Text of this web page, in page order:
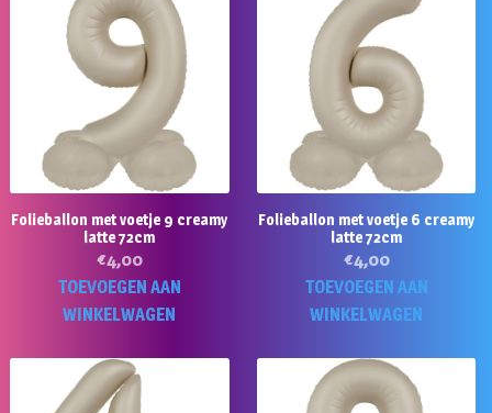
Folieballon met voetje 9 creamy
latte 72cm
€4,00
TOEVOEGEN AAN
WINKELWAGEN
Folieballon met voetje 6 creamy
latte 72cm
€4,00
TOEVOEGEN AAN
WINKELWAGEN